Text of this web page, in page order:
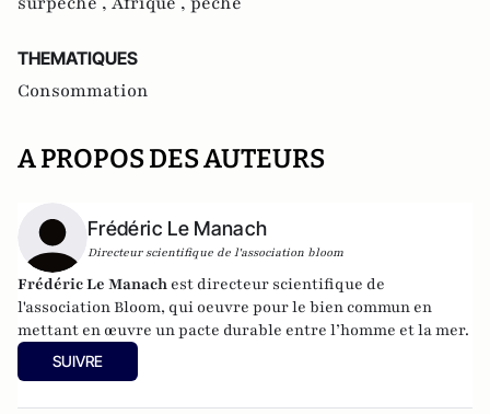
THEMATIQUES
Consommation
A PROPOS DES AUTEURS
Frédéric Le Manach
Directeur scientifique de l'association bloom
Frédéric Le Manach est directeur scientifique de
l'associationBloom, qui oeuvre pour le bien commun en
mettant en œuvre un pacte durable entre l’homme et la mer.
SUIVRE